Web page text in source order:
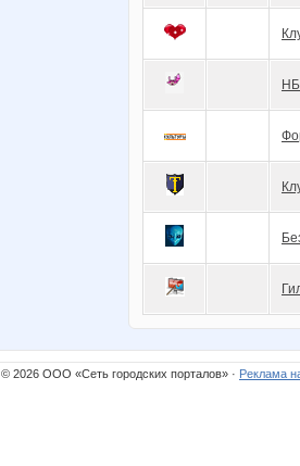
© 2026 ООО «Сеть городских порталов» · Реклама